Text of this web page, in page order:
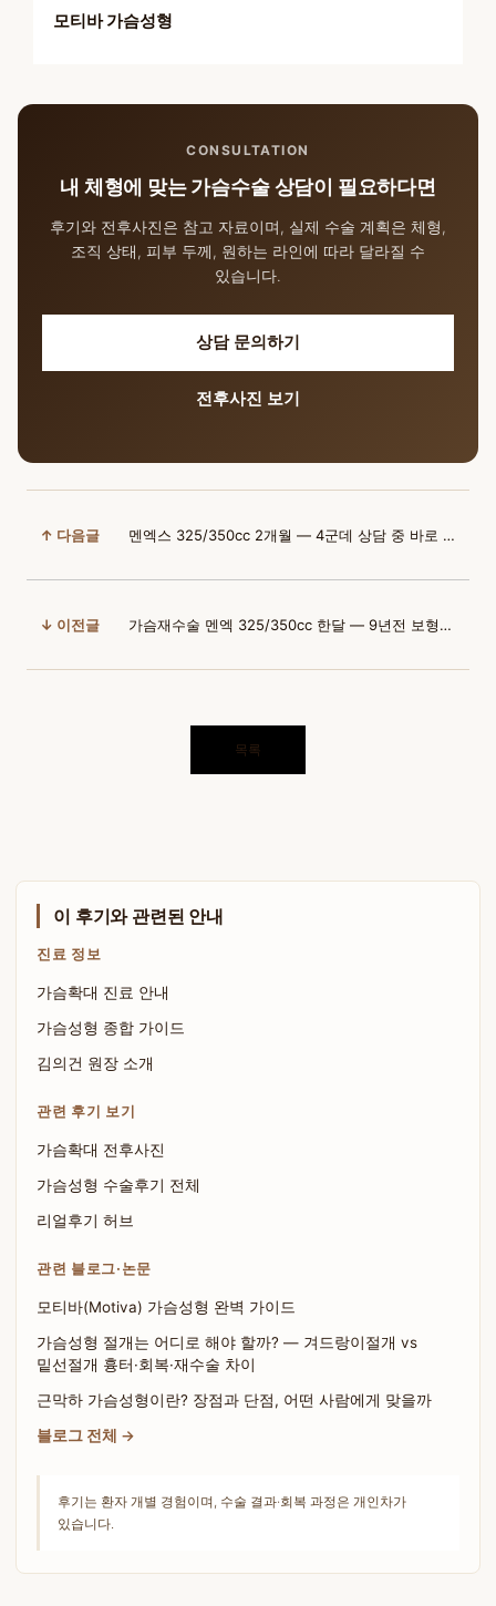
모티바 가슴성형
CONSULTATION
내 체형에 맞는 가슴수술 상담이 필요하다면
후기와 전후사진은 참고 자료이며, 실제 수술 계획은 체형,
조직 상태, 피부 두께, 원하는 라인에 따라 달라질 수
있습니다.
상담 문의하기
전후사진 보기
↑ 다음글 멘엑스 325/350cc 2개월 — 4군데 상담 중 바로 결정한 윈느
↓ 이전글 가슴재수술 멘엑 325/350cc 한달 — 9년전 보형물 파열 극복기
목록
이 후기와 관련된 안내
진료 정보
가슴확대 진료 안내
가슴성형 종합 가이드
김의건 원장 소개
관련 후기 보기
가슴확대 전후사진
가슴성형 수술후기 전체
리얼후기 허브
관련 블로그·논문
모티바(Motiva) 가슴성형 완벽 가이드
가슴성형 절개는 어디로 해야 할까? — 겨드랑이절개 vs
밑선절개 흉터·회복·재수술 차이
근막하 가슴성형이란? 장점과 단점, 어떤 사람에게 맞을까
블로그 전체 →
후기는 환자 개별 경험이며, 수술 결과·회복 과정은 개인차가
있습니다.